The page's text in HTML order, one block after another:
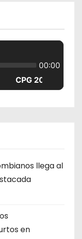
llega al
en